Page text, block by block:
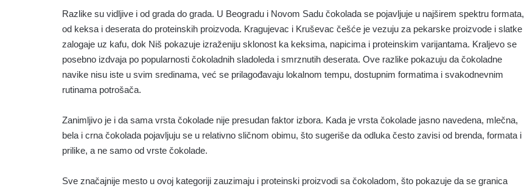
Razlike su vidljive i od grada do grada. U Beogradu i Novom Sadu čokolada se pojavljuje u najširem spektru formata,
od keksa i deserata do proteinskih proizvoda. Kragujevac i Kruševac češće je vezuju za pekarske proizvode i slatke
zalogaje uz kafu, dok Niš pokazuje izraženiju sklonost ka keksima, napicima i proteinskim varijantama. Kraljevo se
posebno izdvaja po popularnosti čokoladnih sladoleda i smrznutih deserata. Ove razlike pokazuju da čokoladne
navike nisu iste u svim sredinama, već se prilagođavaju lokalnom tempu, dostupnim formatima i svakodnevnim
rutinama potrošača.
Zanimljivo je i da sama vrsta čokolade nije presudan faktor izbora. Kada je vrsta čokolade jasno navedena, mlečna,
bela i crna čokolada pojavljuju se u relativno sličnom obimu, što sugeriše da odluka često zavisi od brenda, formata i
prilike, a ne samo od vrste čokolade.
Sve značajnije mesto u ovoj kategoriji zauzimaju i proteinski proizvodi sa čokoladom, što pokazuje da se granica